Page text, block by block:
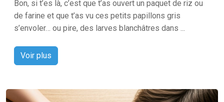
Bon, si t’es là, c’est que t’as ouvert un paquet de riz ou
de farine et que t’as vu ces petits papillons gris
s’envoler… ou pire, des larves blanchâtres dans ...
Voir plus